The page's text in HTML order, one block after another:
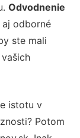
Odvodnenie
aj odborné
ste mali
istotu v
Potom